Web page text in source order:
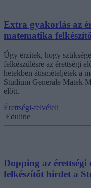
Extra gyakorlás az
matematika
Úgy érzitek, hogy
felkészülésre az érettségi
hetekben átismételjétek a
Studium Generale Matek
előtt.
Érettségi-felvételi
Eduline
Dopping az érettségi
felkészítőt hirdet a